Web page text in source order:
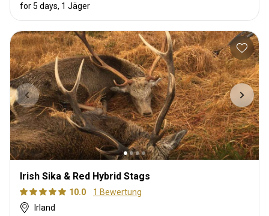
for 5 days, 1 Jäger
Irish Sika & Red Hybrid Stags
10.0
1 Bewertung
Irland